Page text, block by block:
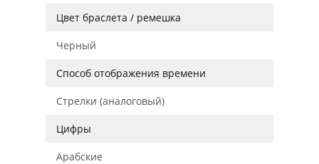
Цвет браслета / ремешка
Черный
Способ отображения времени
Стрелки (аналоговый)
Цифры
Арабские